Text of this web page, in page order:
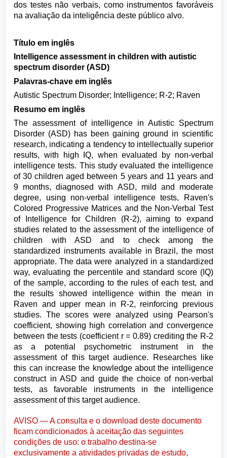
dos testes não verbais, como instrumentos favoráveis
na avaliação da inteligência deste público alvo.
Título em inglês
Intelligence assessment in children with autistic
spectrum disorder (ASD)
Palavras-chave em inglês
Autistic Spectrum Disorder; Intelligence; R-2; Raven
Resumo em inglês
The assessment of intelligence in Autistic Spectrum
Disorder (ASD) has been gaining ground in scientific
research, indicating a tendency to intellectually superior
results, with high IQ, when evaluated by non-verbal
intelligence tests. This study evaluated the intelligence
of 30 children aged between 5 years and 11 years and
9 months, diagnosed with ASD, mild and moderate
degree, using non-verbal intelligence tests, Raven's
Colored Progressive Matrices and the Non-Verbal Test
of Intelligence for Children (R-2), aiming to expand
studies related to the assessment of the intelligence of
children with ASD and to check among the
standardized instruments available in Brazil, the most
appropriate. The data were analyzed in a standardized
way, evaluating the percentile and standard score (IQ)
of the sample, according to the rules of each test, and
the results showed intelligence within the mean in
Raven and upper mean in R-2, reinforcing previous
studies. The scores were analyzed using Pearson's
coefficient, showing high correlation and convergence
between the tests (coefficient r = 0.89) crediting the R-2
as a potential psychometric instrument in the
assessment of this target audience. Researches like
this can increase the knowledge about the intelligence
construct in ASD and guide the choice of non-verbal
tests, as favorable instruments in the intelligence
assessment of this target audience.
AVISO — A consulta e o download deste documento
ficam condicionados à aceitação das seguintes
condições de uso: o trabalho destina-se
exclusivamente a atividades privadas de estudo,